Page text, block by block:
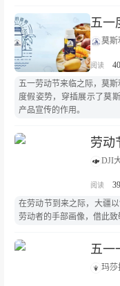
五一
莫斯
五一劳动节来临之际，莫
度假姿势，穿插展示了莫
产品宣传的作用。
劳动
DJI
在劳动节到来之际，大疆
劳动者的手部画像，借此致
五一
玛莎